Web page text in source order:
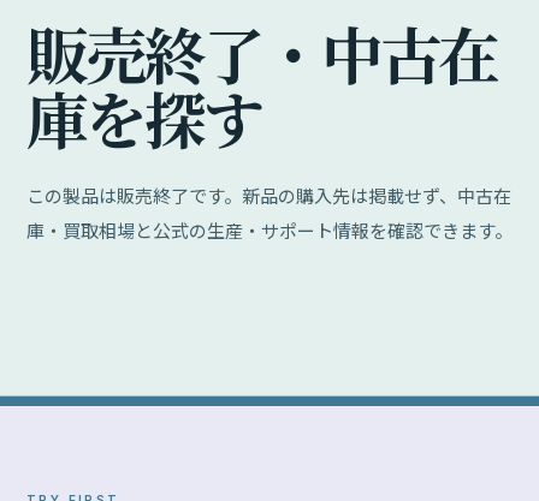
販売終了 ・ 中古在
庫を探す
この製品は販売終了です。新品の購入先は掲載せず、中古在
庫・買取相場と公式の生産・サポート情報を確認できます。